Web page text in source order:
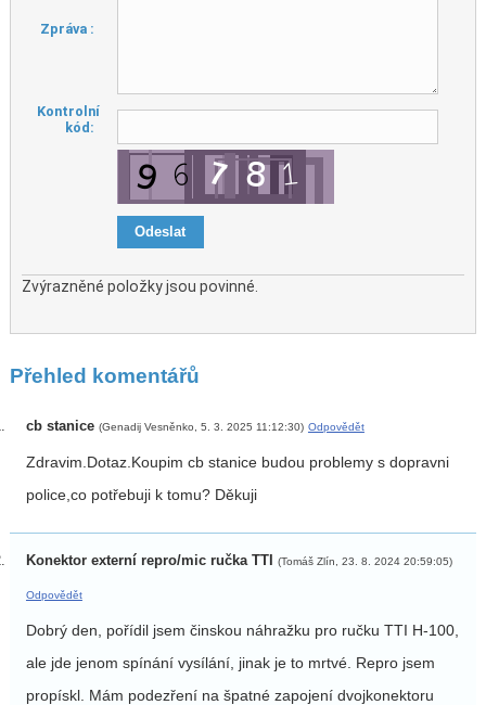
Zpráva :
Kontrolní
kód:
Zvýrazněné položky jsou povinné.
Přehled komentářů
cb stanice (Genadij Vesněnko, 5. 3. 2025 11:12:30) Odpovědět
Zdravim.Dotaz.Koupim cb stanice budou problemy s dopravni
police,co potřebuji k tomu? Děkuji
Konektor externí repro/mic ručka TTI (Tomáš Zlín, 23. 8. 2024 20:59:05)
Odpovědět
Dobrý den, pořídil jsem činskou náhražku pro ručku TTI H-100,
ale jde jenom spínání vysílání, jinak je to mrtvé. Repro jsem
propískl. Mám podezření na špatné zapojení dvojkonektoru